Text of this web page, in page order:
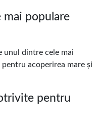
mai populare
unul dintre cele mai
acoperirea mare și
pentru